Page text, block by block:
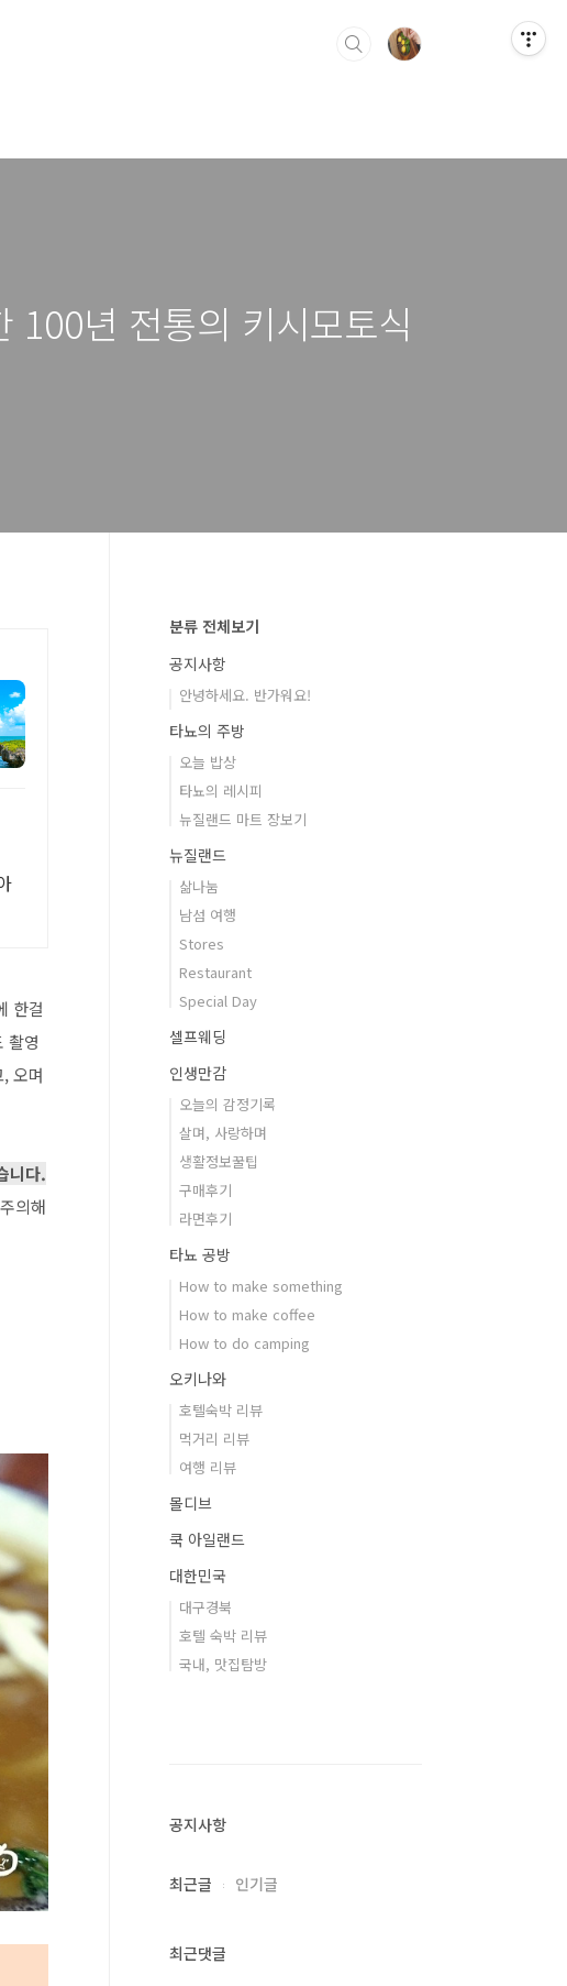
년 전통의 키시모토식
한걸
촬영
오며
니다.
의해
분류 전체보기
공지사항
안녕하세요. 반가워요!
타뇨의 주방
오늘 밥상
타뇨의 레시피
뉴질랜드 마트 장보기
뉴질랜드
삶나눔
남섬 여행
Stores
Restaurant
Special Day
셀프웨딩
인생만감
오늘의 감정기록
살며, 사랑하며
생활정보꿀팁
구매후기
라면후기
타뇨 공방
How to make something
How to make coffee
How to do camping
오키나와
호텔숙박 리뷰
먹거리 리뷰
여행 리뷰
몰디브
쿡 아일랜드
대한민국
대구경북
호텔 숙박 리뷰
국내, 맛집탐방
공지사항
최근글 인기글
최근댓글